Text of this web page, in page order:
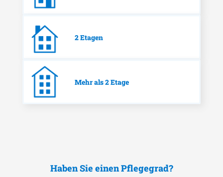
2 Etagen
Mehr als 2 Etage
Haben Sie einen Pflegegrad?